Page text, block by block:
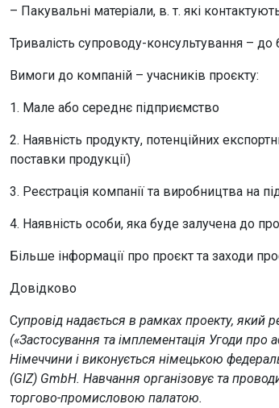
– Пакувальні матеріали, в. т. які
Тривалість супроводу-консультування – до
Вимоги до компаній – учасників проєкту:
1. Мале або середнє підприємство
2. Наявність продукту, потенційних
поставки продукції)
3. Реєстрація компанії та виробництва на
4. Наявність особи, яка буде залучена до
Більше інформації про проєкт та заходи
Довідково
Супровід надається в рамках проекту, який
(«Застосування та імплементація Угоди про
Німеччини і виконується німецькою
(GIZ) GmbH. Навчання організовує та
торгово-промисловою палатою.